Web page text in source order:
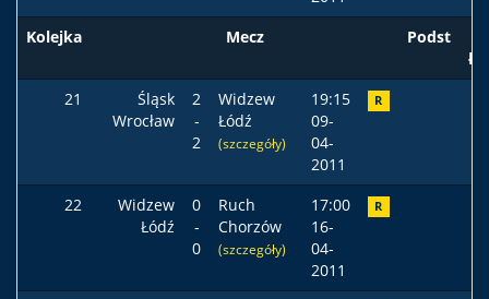
Kolejka Mecz Podst
21
Śląsk
Wrocław
2
-
2
Widzew
Łódź
(szczegóły)
19:15
09-
04-
2011
R
22
Widzew
Łódź
0
-
0
Ruch
Chorzów
(szczegóły)
17:00
16-
04-
2011
R